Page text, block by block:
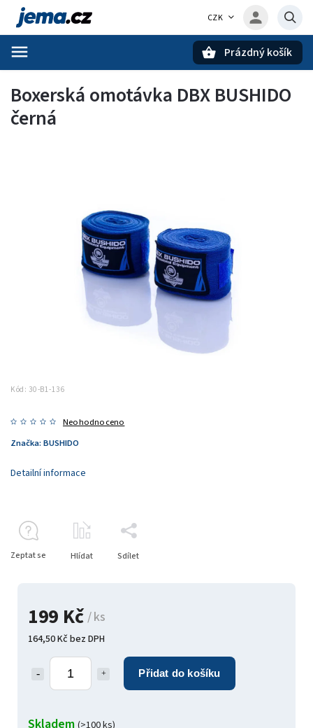
CZK
Prázdný košík
Boxerská omotávka DBX BUSHIDO
černá
Kód: 30-B1-136
Neohodnoceno
Značka: BUSHIDO
199 Kč / ks
164,50 Kč bez DPH
Přidat do košíku
Skladem (>100 ks)
Detailní informace
Zeptat se Hlídat Sdílet